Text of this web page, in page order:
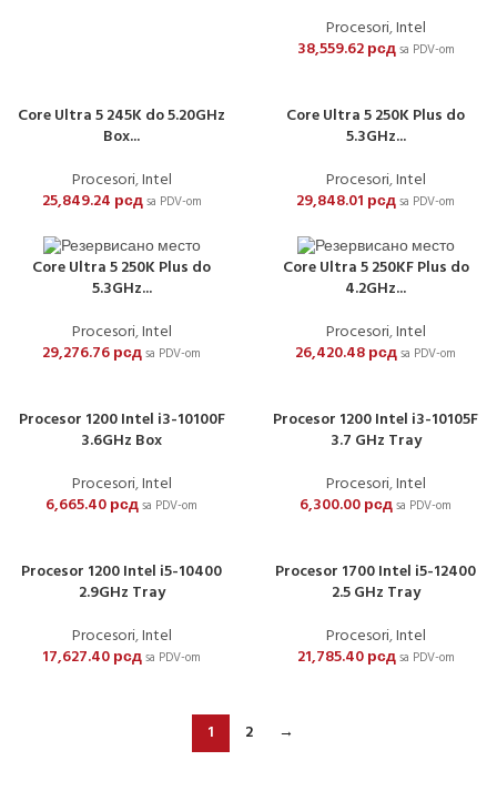
Procesori,Intel
38,559.62рсдsa PDV-om
Core Ultra 5 245K do 5.20GHz
Box...
Procesori,Intel
25,849.24 рсдsa PDV-om
Core Ultra 5 250K Plus do
5.3GHz...
Procesori,Intel
29,848.01 рсдsa PDV-om
Core Ultra 5 250K Plus do
5.3GHz...
Procesori,Intel
29,276.76рсдsa PDV-om
Core Ultra 5 250KF Plus do
4.2GHz...
Procesori,Intel
26,420.48рсдsa PDV-om
Procesor 1200 Intel i3-10100F
3.6GHz Box
Procesori,Intel
6,665.40рсдsa PDV-om
Procesor 1200 Intel i3-10105F
3.7 GHz Tray
Procesori,Intel
6,300.00рсдsa PDV-om
Procesor 1200 Intel i5-10400
2.9GHz Tray
Procesori,Intel
17,627.40рсдsa PDV-om
Procesor 1700 Intel i5-12400
2.5 GHz Tray
Procesori,Intel
21,785.40рсдsa PDV-om
1 2 →